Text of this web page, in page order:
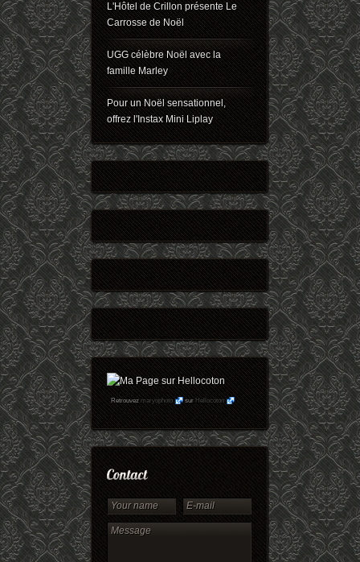
L'Hôtel de Crillon présente Le
Carrosse de Noël
UGG célèbre Noël avec la
famille Marley
Pour un Noël sensationnel,
offrez l'Instax Mini Liplay
Retrouvezmaryophoto surHellocoton